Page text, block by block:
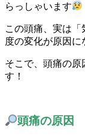
らっしゃいます
この頭痛、実は
度の変化が原因に
そこで、頭痛の原
す！
頭痛の原因